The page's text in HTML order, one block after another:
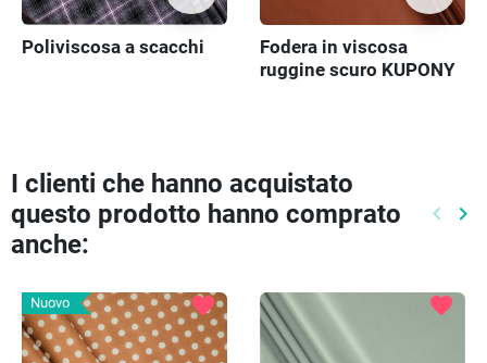
Poliviscosa a scacchi
Fodera in viscosa
ruggine scuro KUPONY
I clienti che hanno acquistato
questo prodotto hanno comprato
anche:
keyboard_arrow_left keyboard_arrow_right
Nuovo favorite favorite